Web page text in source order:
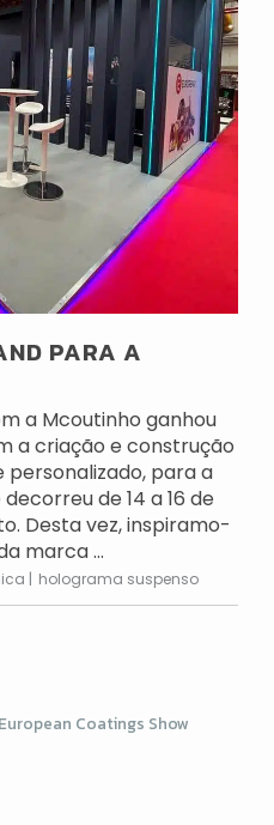
PARA A
a Mcoutinho ganhou
a criação e construção
para a
de 14 a 16 de
Desta vez, inspiramo-
marca ...
holograma suspenso